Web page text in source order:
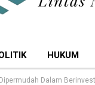
HUKUM
Dalam